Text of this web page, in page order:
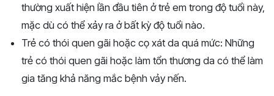
thường xuất hiện lần đầu tiên ở trẻ em trong độ tuổi này,
mặc dù có thể xảy ra ở bất kỳ độ tuổi nào.
Trẻ có thói quen gãi hoặc cọ xát da quá mức: Những
trẻ có thói quen gãi hoặc làm tổn thương da có thể làm
gia tăng khả năng mắc bệnh vảy nến.